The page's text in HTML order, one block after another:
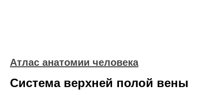
Атлас анатомии человека
Система верхней полой вены